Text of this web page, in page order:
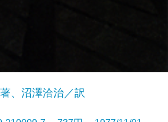
、沼澤洽治／訳